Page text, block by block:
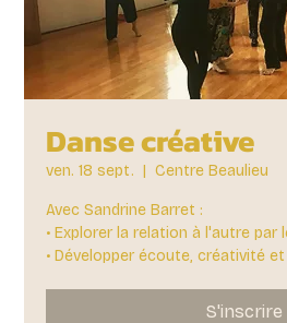
Danse créative
ven. 18 sept.
  |
Centre Beaulieu
Avec Sandrine Barret :
• Explorer la relation à l'autre par
• Développer écoute, créativité
S'inscrire